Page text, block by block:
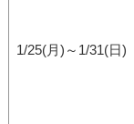
1/25(月)～1/31(日)